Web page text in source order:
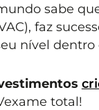
sabe
faz
nível dentro
total!